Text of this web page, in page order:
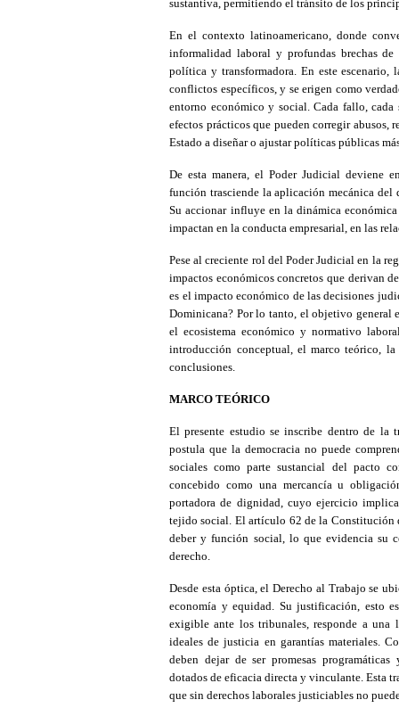
sustantiva, permitiendo el tránsito de los
En el contexto latinoamericano, donde
informalidad laboral y profundas brechas
política y transformadora. En este escenario,
conflictos específicos, y se erigen como
entorno económico y social. Cada fallo,
efectos prácticos que pueden corregir
Estado a diseñar o ajustar políticas públicas
De esta manera, el Poder Judicial deviene
función trasciende la aplicación mecánica del
Su accionar influye en la dinámica
impactan en la conducta empresarial, en las
Pese al creciente rol del Poder Judicial en la
impactos económicos concretos que derivan
es el impacto económico de las decisiones
Dominicana? Por lo tanto, el objetivo general
el ecosistema económico y normativo
introducción conceptual, el marco teórico,
conclusiones.
MARCO TEÓRICO
El presente estudio se inscribe dentro de
postula que la democracia no puede
sociales como parte sustancial del pacto
concebido como una mercancía u
portadora de dignidad, cuyo ejercicio
tejido social. El artículo 62 de la Constitución
deber y función social, lo que evidencia su
derecho.
Desde esta óptica, el Derecho al Trabajo se
economía y equidad. Su justificación, esto
exigible ante los tribunales, responde a
ideales de justicia en garantías materiales.
deben dejar de ser promesas
dotados de eficacia directa y vinculante. Esta
que sin derechos laborales justiciables no